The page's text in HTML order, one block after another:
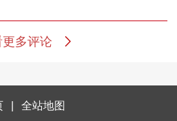
多评论
全站地图